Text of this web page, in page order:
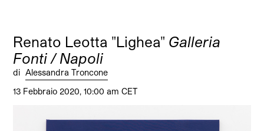
Renato Leotta "Lighea" Galleria
Fonti / Napoli
di Alessandra Troncone
13 Febbraio 2020, 10:00 am CET